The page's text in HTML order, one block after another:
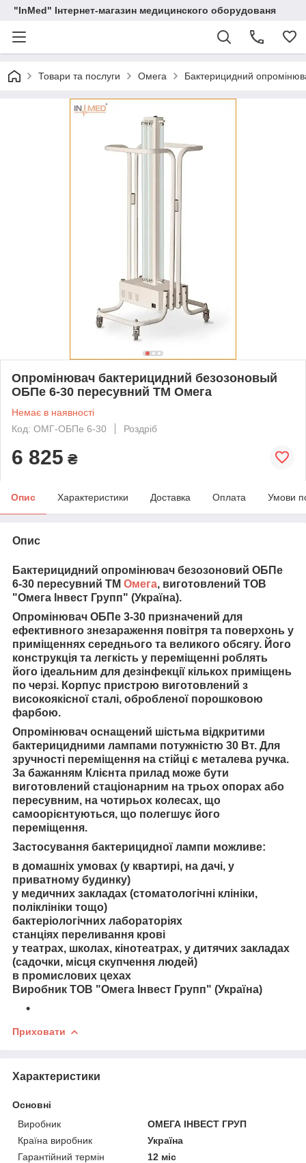
"InMed" Інтернет-магазин медицинского оборудованя
Товари та послуги Омега Бактерицидний
Опромінювач бактерицидний безозоновый
ОБПе 6-30 пересувний ТМ Омега
Немає в наявності
Код: ОМГ-ОБПе 6-30
Роздріб
6 825 ₴
Опис Характеристики Доставка Оплата Умови
Опис
Бактерицидний опромінювач безозоновий ОБПе
6-30 пересувний ТМ Омега, виготовлений ТОВ
"Омега Інвест Групп" (Україна).
Опромінювач ОБПе 3-30 призначений для
ефективного знезараження повітря та поверхонь у
приміщеннях середнього та великого обсягу. Його
конструкція та легкість у переміщенні роблять
його ідеальним для дезінфекції кількох приміщень
по черзі. Корпус пристрою виготовлений з
високоякісної сталі, обробленої порошковою
фарбою.
Опромінювач оснащений шістьма відкритими
бактерицидними лампами потужністю 30 Вт. Для
зручності переміщення на стійці є металева ручка.
За бажанням Клієнта прилад може бути
виготовлений стаціонарним на трьох опорах або
пересувним, на чотирьох колесах, що
самоорієнтуються, що полегшує його
переміщення.
Застосування бактерицидної лампи можливе:
в домашніх умовах (у квартирі, на дачі, у
приватному будинку)
у медичних закладах (стоматологічні клініки,
поліклініки тощо)
бактеріологічних лабораторіях
станціях переливання крові
у театрах, школах, кінотеатрах, у дитячих закладах
(садочки, місця скупчення людей)
в промислових цехах
Виробник ТОВ "Омега Інвест Групп" (Україна)
Приховати
Характеристики
Основні
Виробник
ОМЕГА ІНВЕСТ ГРУП
Країна виробник
Україна
Гарантійний термін
12 міс